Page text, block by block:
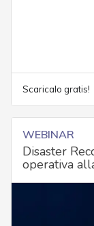
Scaricalo gratis!
WEBINAR
Disaster
operativa